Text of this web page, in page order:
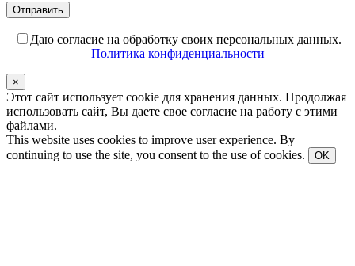
Даю согласие на обработку своих персональных данных.
Политика конфиденциальности
×
Этот сайт использует cookie для хранения данных. Продолжая
использовать сайт, Вы даете свое согласие на работу с этими
файлами.
This website uses cookies to improve user experience. By
continuing to use the site, you consent to the use of cookies.
OK